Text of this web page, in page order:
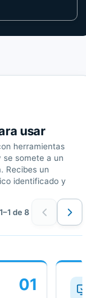
usar
herramientas
se somete a un
Recibes un
identificado y
1–1 de 8
01